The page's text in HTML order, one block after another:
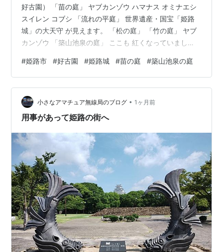
好古園） 「苗の庭」 ヤブカンゾウ ハマナス オミナエシ
スイレン コブシ 「流れの平庭」 世界遺産・国宝「姫路
城」の大天守 が見えます。 「松の庭」 「竹の庭」 ヤブ
カンゾウ 「築山池泉の庭」 ここも 紅くなっていまし
うか？ おめでとうございます。 新郎新婦とも 暑いでし
ょうネ・・・ ご訪問有難うございます。 皆さまの「☆：
スター」クリック を 励みに 毎日 更新に チャレンジ して
います。 ランキングに参加中。クリックして応援お願い
します！
#姫路市 #好古園 #姫路城 #苗の庭 #築山池泉の庭
小さなアマチュア無線局のブログ • 1ヶ月前
用事があって姫路の街へ